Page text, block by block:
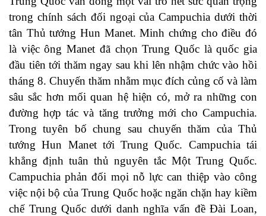
trong chính sách đối ngoại của Campuchia dưới thời
tân Thủ tướng Hun Manet. Minh chứng cho điều đó
là việc ông Manet đã chọn Trung Quốc là quốc gia
đầu tiên tới thăm ngay sau khi lên nhậm chức vào hồi
tháng 8. Chuyến thăm nhằm mục đích củng cố và làm
sâu sắc hơn mối quan hệ hiện có, mở ra những con
đường hợp tác và tăng trưởng mới cho Campuchia.
Trong tuyên bố chung sau chuyến thăm của Thủ
tướng Hun Manet tới Trung Quốc. Campuchia tái
khẳng định tuân thủ nguyên tắc Một Trung Quốc.
Campuchia phản đối mọi nỗ lực can thiệp vào công
việc nội bộ của Trung Quốc hoặc ngăn chặn hay kiềm
chế Trung Quốc dưới danh nghĩa vấn đề Đài Loan,